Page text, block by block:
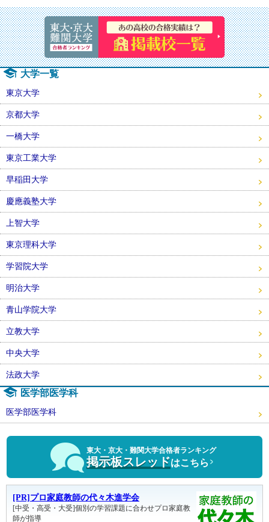
速報！
大学一覧
東京大学
京都大学
一橋大学
東京工業大学
早稲田大学
慶應義塾大学
上智大学
東京理科大学
学習院大学
明治大学
青山学院大学
立教大学
中央大学
法政大学
医学部医学科
医学部医学科
東大・京大・難関大学合格者ランキング
掲示板スレッドはこちら